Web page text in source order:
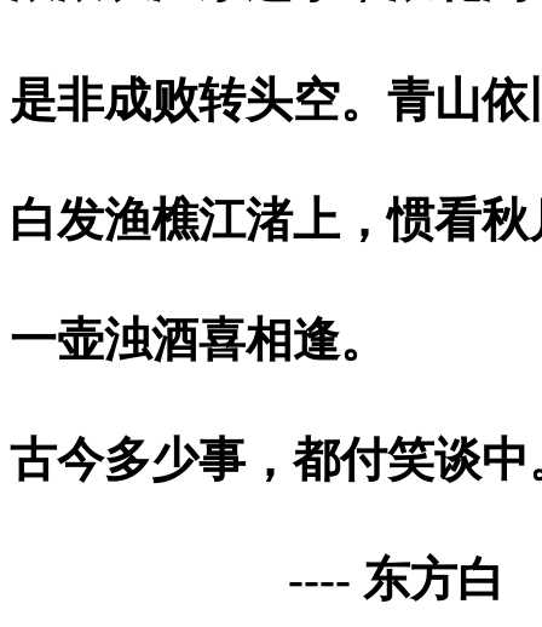
是非成败转头空。青山
白发渔樵江渚上，惯看
一壶浊酒喜相逢。
古今多少事，都付笑谈中
---- 东方白